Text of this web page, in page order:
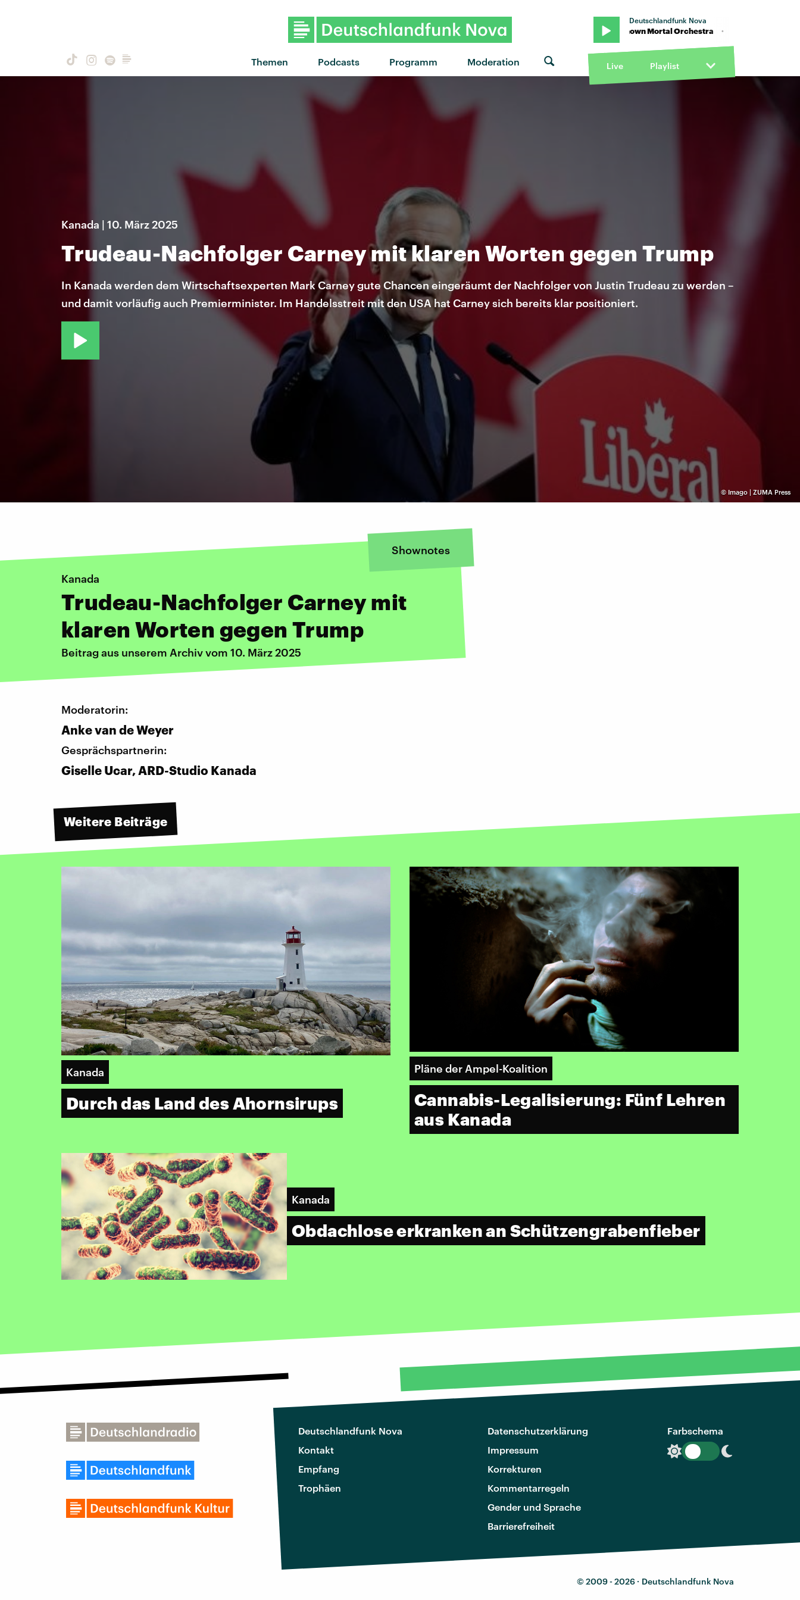
Themen Podcasts Programm Moderation
Deutschlandfunk Nova
"Everyone Acts Crazy Nowadays" von Unknown Mortal Orchestra · "Everyone Acts Crazy
Live Playlist
© Imago | ZUMA Press
Kanada | 10. März 2025
Trudeau-Nachfolger Carney mit klaren Worten gegen Trump
In Kanada werden dem Wirtschaftsexperten Mark Carney gute Chancen eingeräumt der Nachfolger von Justin Trudeau zu werden –
und damit vorläufig auch Premierminister. Im Handelsstreit mit den USA hat Carney sich bereits klar positioniert.
Shownotes
Kanada
Trudeau-Nachfolger Carney mit
klaren Worten gegen Trump
Beitrag aus unserem Archiv vom 10. März 2025
Moderatorin:
Anke van de Weyer
Gesprächspartnerin:
Giselle Ucar, ARD-Studio Kanada
Weitere Beiträge
Kanada
Durch das Land des Ahornsirups
Pläne der Ampel-Koalition
Cannabis-Legalisierung: Fünf Lehren
aus Kanada
Kanada
Obdachlose erkranken an Schützengrabenfieber
Deutschlandfunk Nova
Kontakt
Empfang
Trophäen
Datenschutzerklärung
Impressum
Korrekturen
Kommentarregeln
Gender und Sprache
Barrierefreiheit
Farbschema
© 2009 - 2026 · Deutschlandfunk Nova